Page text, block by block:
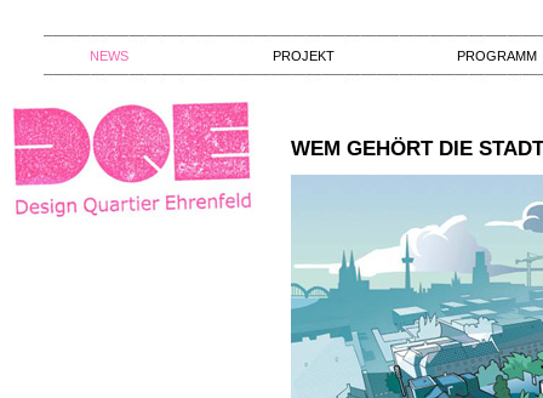
NEWS PROJEKT PROGRAMM
WEM GEHÖRT DIE